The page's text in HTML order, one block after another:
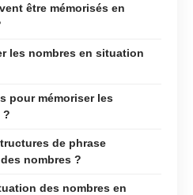
être mémorisés en
les nombres en situation
pour mémoriser les
?
de phrase
nombres ?
des nombres en